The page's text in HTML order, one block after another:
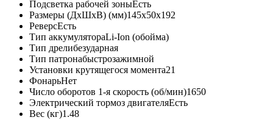
Подсветка рабочей зоныЕсть
Размеры (ДxШxВ) (мм)145x50x192
РеверсЕсть
Тип аккумулятораLi-Ion (обойма)
Тип дрелибезударная
Тип патронабыстрозажимной
Установки крутящегося момента21
ФонарьНет
Число оборотов 1-я скорость (об/мин)1650
Электрический тормоз двигателяЕсть
Вес (кг)1.48